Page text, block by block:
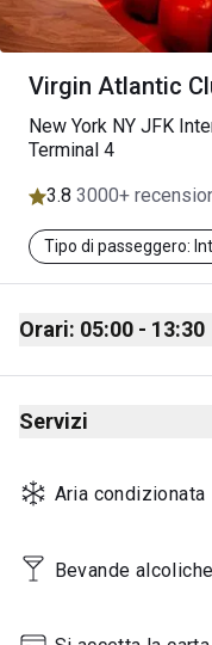
Virgin Atlantic
New York NY JFK
Terminal 4
3.8 3000+
Tipo di passeggero:
Orari: 05:00 - 13:30
Monday
Tuesday
Thursday
Friday
Servizi
Aria condizionata
Bevande